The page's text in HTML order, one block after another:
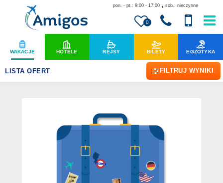
0
pon. - pt.: 9:00 - 17:00 , sob.: nieczynne
WAKACJE HOTELE REJSY BILETY EGZOTYKA
LISTA OFERT FILTRUJ WYNIKI